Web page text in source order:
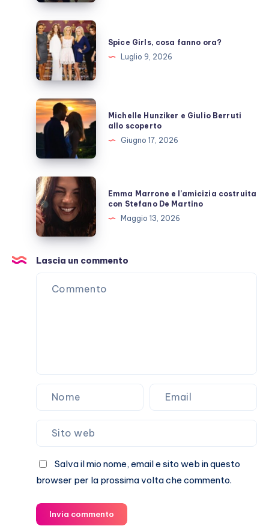
una
pausa,
fan
preoccupati
Spice
Girls,
cosa
fanno
ora?
Spice Girls, cosa fanno ora?
Luglio 9, 2026
Michelle
Hunziker
e
Berruti
allo
scoperto
Michelle Hunziker e Giulio Berruti
allo scoperto
Giugno 17, 2026
Emma
Marrone
e
l’amicizia
costruita
con
Stefano
Emma Marrone e l’amicizia costruita
con Stefano De Martino
Maggio 13, 2026
Lascia un commento
Salva il mio nome, email e sito web in questo
browser per la prossima volta che commento.
Invia commento